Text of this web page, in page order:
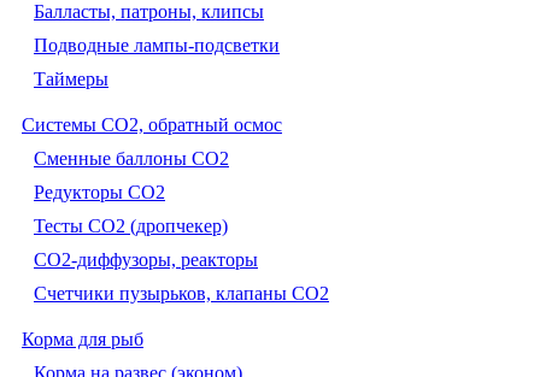
Балласты, патроны, клипсы
Подводные лампы-подсветки
Таймеры
Системы CO2, обратный осмос
Сменные баллоны СО2
Редукторы СО2
Тесты CO2 (дропчекер)
СО2-диффузоры, реакторы
Счетчики пузырьков, клапаны СО2
Корма для рыб
Корма на развес (эконом)